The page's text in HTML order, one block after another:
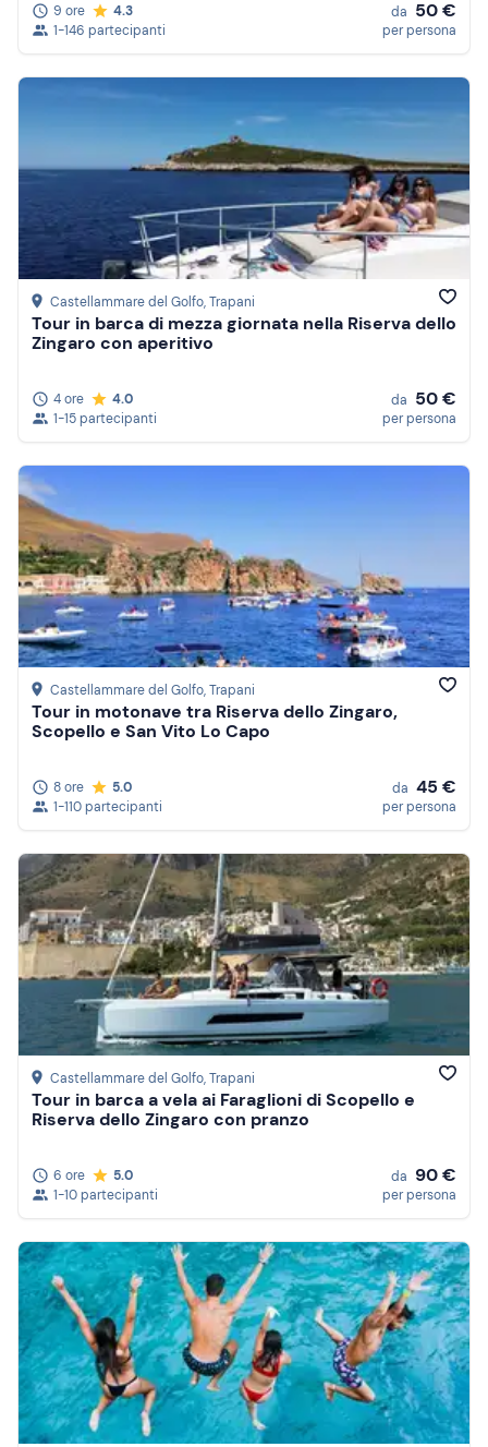
9 ore
4.3
1-146 partecipanti
da 50 €
per persona
Castellammare del Golfo, Trapani
Tour in barca di mezza giornata nella Riserva dello
Zingaro con aperitivo
4 ore
4.0
1-15 partecipanti
da 50 €
per persona
Castellammare del Golfo, Trapani
Tour in motonave tra Riserva dello Zingaro,
Scopello e San Vito Lo Capo
8 ore
5.0
1-110 partecipanti
da 45 €
per persona
Castellammare del Golfo, Trapani
Tour in barca a vela ai Faraglioni di Scopello e
Riserva dello Zingaro con pranzo
6 ore
5.0
1-10 partecipanti
da 90 €
per persona